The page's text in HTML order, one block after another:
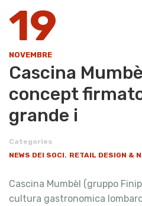
19
NOVEMBRE
Cascina
concept
grande i
Categories
NEWS DEI SOCI, RETAIL DESIGN &
Cascina Mumbèl (gruppo
cultura gastronomica